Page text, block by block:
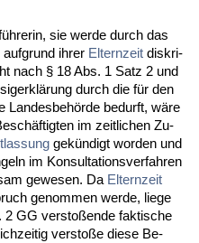
sie wer­de durch das
ih­rer El­tern­zeit dis­kri­
nach § 18 Abs. 1 Satz 2 und
durch die für den
Lan­des­behörde be­durft, wäre
im zeit­li­chen Zu­
gekündigt wor­den und
im Kon­sul­ta­ti­ons­ver­fah­ren
ge­we­sen. Da El­tern­zeit
ge­nom­men wer­de, lie­ge
2 GG ver­s­toßen­de fak­ti­sche
ver­s­toße die­se Be­